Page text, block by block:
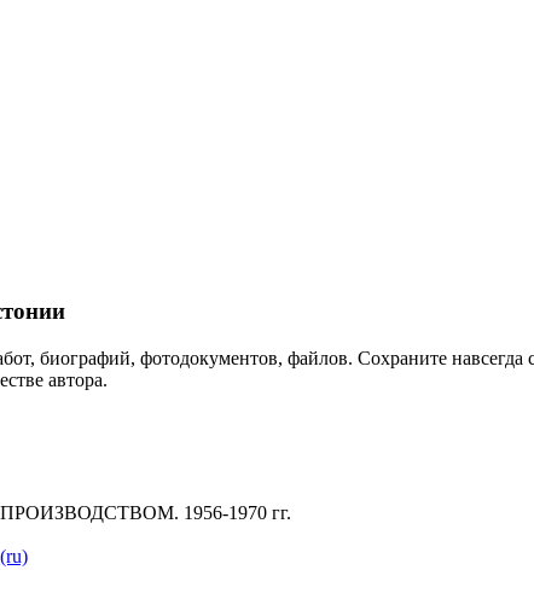
биографий, фотодокументов, файлов. Сохраните навсегда
автора.
1956-1970 гг.